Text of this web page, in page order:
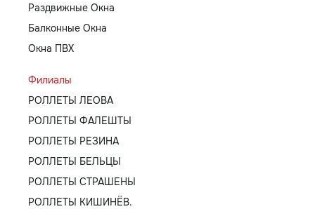
Раздвижные Окна
Балконные Окна
Окна ПВХ
Филиалы
РОЛЛЕТЫ ЛЕОВА
РОЛЛЕТЫ ФАЛЕШТЫ
РОЛЛЕТЫ РЕЗИНА
РОЛЛЕТЫ БЕЛЬЦЫ
РОЛЛЕТЫ СТРАШЕНЫ
РОЛЛЕТЫ КИШИНЁВ.